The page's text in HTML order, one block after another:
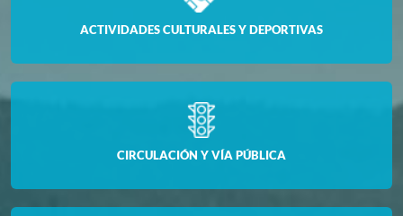
ACTIVIDADES CULTURALES Y DEPORTIVAS
CIRCULACIÓN Y VÍA PÚBLICA